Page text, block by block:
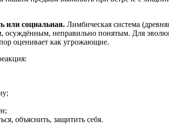
или социальная. Лимбическая система
осуждённым, неправильно понятым. Для
оценивает как угрожающие.
объяснить, защитить себя.